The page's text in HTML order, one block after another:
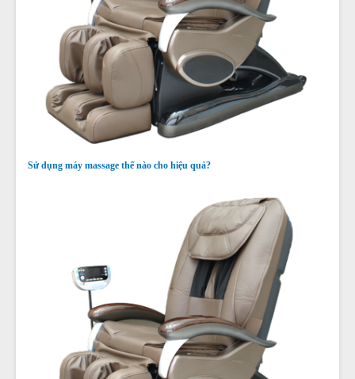
Sử dụng máy massage thế nào cho hiệu quả?